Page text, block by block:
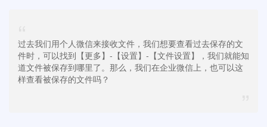
“
过去我们用个人微信来接收文件，我们想要查看过去保存的文
件时，可以找到【更多】-【设置】-【文件设置】，我们就能知
道文件被保存到哪里了。那么，我们在企业微信上，也可以这
样查看被保存的文件吗？